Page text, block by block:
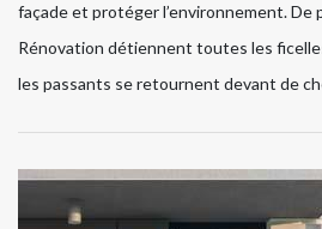
façade et protéger l’environnement. De
Rénovation détiennent toutes les
les passants se retournent devant de